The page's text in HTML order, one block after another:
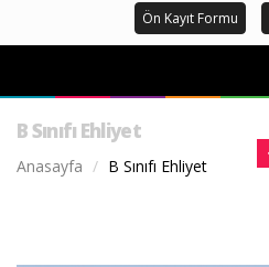
Ön Kayıt Formu
B Sınıfı Ehliyet
Anasayfa B Sınıfı Ehliyet